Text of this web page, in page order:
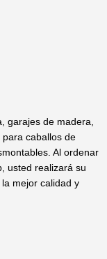
garajes de madera,
caballos de
Al ordenar
usted realizará su
mejor calidad y